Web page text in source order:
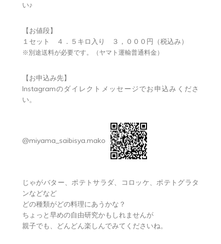
い♪
【お値段】
１セット ４．５キロ入り ３，０００円（税込み）
※別途送料が必要です。（ヤマト運輸普通料金）
【お申込み先】
Instagramのダイレクトメッセージでお申込みくださ
い。
@miyama_saibisya.mako
じゃがバター、ポテトサラダ、コロッケ、ポテトグラタ
ンなどなど
どの種類がどの料理にあうかな？
ちょっと早めの自由研究かもしれませんが
親子でも、どんどん楽しんでみてくださいね。